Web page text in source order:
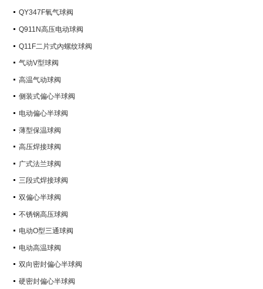
QY347F氧气球阀
Q911N高压电动球阀
Q11F二片式內螺纹球阀
气动V型球阀
高温气动球阀
侧装式偏心半球阀
电动偏心半球阀
薄型保温球阀
高压焊接球阀
广式法兰球阀
三段式焊接球阀
双偏心半球阀
不锈钢高压球阀
电动O型三通球阀
电动高温球阀
双向密封偏心半球阀
硬密封偏心半球阀